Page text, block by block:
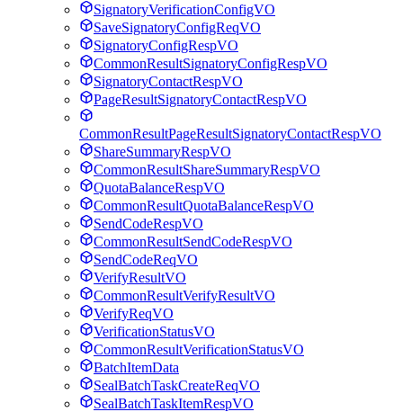
SignatoryVerificationConfigVO
SaveSignatoryConfigReqVO
SignatoryConfigRespVO
CommonResultSignatoryConfigRespVO
SignatoryContactRespVO
PageResultSignatoryContactRespVO
CommonResultPageResultSignatoryContactRespVO
ShareSummaryRespVO
CommonResultShareSummaryRespVO
QuotaBalanceRespVO
CommonResultQuotaBalanceRespVO
SendCodeRespVO
CommonResultSendCodeRespVO
SendCodeReqVO
VerifyResultVO
CommonResultVerifyResultVO
VerifyReqVO
VerificationStatusVO
CommonResultVerificationStatusVO
BatchItemData
SealBatchTaskCreateReqVO
SealBatchTaskItemRespVO